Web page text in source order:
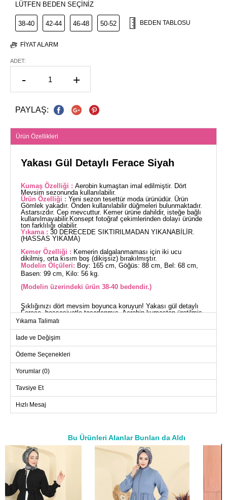
LÜTFEN BEDEN SEÇİNİZ
38-40 42-44 46-48 50-52 BEDEN TABLOSU
FIYAT ALARM
ADET:
- +
PAYLAŞ:
Ürün Özellikleri
Yakası Gül Detaylı Ferace Siyah
Kumaş Özelliği : Aerobin kumaştan imal edilmiştir. Dört
Mevsim sezonunda kullanılabilir.
Ürün Özelliği : Yeni sezon tesettür moda ürünüdür. Ürün
Gömlek yakadır. Önden kullanılabilir düğmeleri bulunmaktadır.
Astarsızdır. Cep mevcuttur. Kemer ürüne dahildir, isteğe bağlı
kullanılmayabilir.Konsept fotoğraf çekimlerinden dolayı üründe
ton farklılığı olabilir.
Yıkama : 30 DERECEDE SIKTIRILMADAN YIKANABİLİR.
(HASSAS YIKAMA)
Kemer Özelliği : Kemerin dalgalanmaması için iki ucu
dikilmiş, orta kısım boş (dikişsiz) bırakılmıştır.
Modelin Ölçüleri: Boy: 165 cm, Göğüs: 88 cm, Bel: 68 cm,
Basen: 99 cm, Kilo: 56 kg.
(Modelin üzerindeki ürün 38-40 bedendir.)
Şıklığınızı dört mevsim boyunca koruyun! Yakası gül detaylı
Ferace, hassasiyetle tasarlanmış, Aerobin kumaştan üretilmiş
ve konforunuzu düşünerek astarsız bırakılmıştır. Üründe
ile temizlenebilir. Bağlamalı kemeri ile tarz bir görünüm
kazanırken, kemerin iki ucu dikilmiş olarak tasarlandığından
dalgalanma yapmaz; kemer kullanımı tamamen size
bırakılmıştır. Geniş beden seçeneği ve yanında bulunan cepler
ile fonksiyonellik ve şıklık bir arada!
(CM)
50-52
124 137
Yıkama Talimatı
İade ve Değişim
Ödeme Seçenekleri
Yorumlar (0)
Tavsiye Et
Hızlı Mesaj
Bu Ürünleri Alanlar Bunları da Aldı
a>